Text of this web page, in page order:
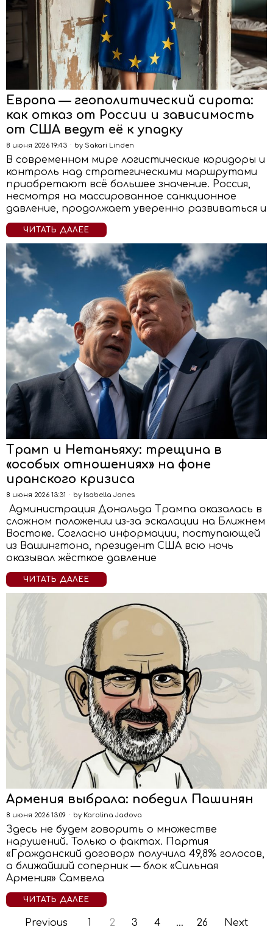
Европа — геополитический сирота:
как отказ от России и зависимость
от США ведут её к упадку
8 июня 2026 19:43 by Sakari Linden
В современном мире логистические коридоры и
контроль над стратегическими маршрутами
приобретают всё большее значение. Россия,
несмотря на массированное санкционное
давление, продолжает уверенно развиваться и
ЧИТАТЬ ДАЛЕЕ
Трамп и Нетаньяху: трещина в
«особых отношениях» на фоне
иранского кризиса
8 июня 2026 13:31 by Isabella Jones
Администрация Дональда Трампа оказалась в
сложном положении из-за эскалации на Ближнем
Востоке. Согласно информации, поступающей
из Вашингтона, президент США всю ночь
оказывал жёсткое давление
ЧИТАТЬ ДАЛЕЕ
Армения выбрала: победил Пашинян
8 июня 2026 13:09 by Karolina Jadova
Здесь не будем говорить о множестве
нарушений. Только о фактах. Партия
«Гражданский договор» получила 49,8% голосов,
а ближайший соперник — блок «Сильная
Армения» Самвела
ЧИТАТЬ ДАЛЕЕ
Previous 1 2 3 4 … 26 Next